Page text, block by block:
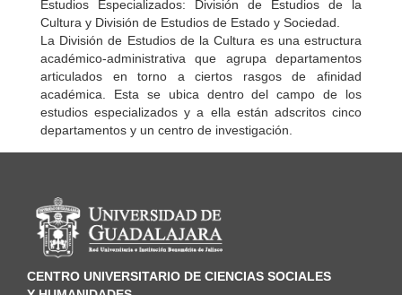
Estudios Especializados: División de Estudios de la
Cultura y División de Estudios de Estado y Sociedad.
La División de Estudios de la Cultura es una estructura
académico-administrativa que agrupa departamentos
articulados en torno a ciertos rasgos de afinidad
académica. Esta se ubica dentro del campo de los
estudios especializados y a ella están adscritos cinco
departamentos y un centro de investigación.
Información del portal
CENTRO UNIVERSITARIO DE CIENCIAS SOCIALES